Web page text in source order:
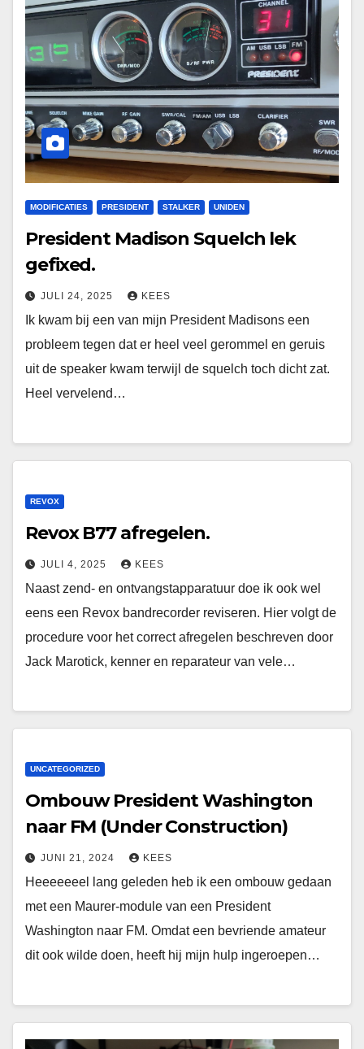
MODIFICATIES PRESIDENT STALKER UNIDEN
President Madison Squelch lek
gefixed.
JULI 24, 2025 KEES
Ik kwam bij een van mijn President Madisons een
probleem tegen dat er heel veel gerommel en geruis
uit de speaker kwam terwijl de squelch toch dicht zat.
Heel vervelend…
REVOX
Revox B77 afregelen.
JULI 4, 2025 KEES
Naast zend- en ontvangstapparatuur doe ik ook wel
eens een Revox bandrecorder reviseren. Hier volgt de
procedure voor het correct afregelen beschreven door
Jack Marotick, kenner en reparateur van vele…
UNCATEGORIZED
Ombouw President Washington
naar FM (Under Construction)
JUNI 21, 2024 KEES
Heeeeeeel lang geleden heb ik een ombouw gedaan
met een Maurer-module van een President
Washington naar FM. Omdat een bevriende amateur
dit ook wilde doen, heeft hij mijn hulp ingeroepen…